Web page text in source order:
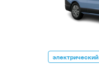
электрический